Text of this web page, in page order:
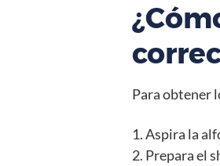
Para obtener
1. Aspira la
2. Prepara el